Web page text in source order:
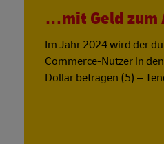
…mit Geld zum
Im Jahr 2024 wird der
Commerce-Nutzer in
Dollar betragen (5) –